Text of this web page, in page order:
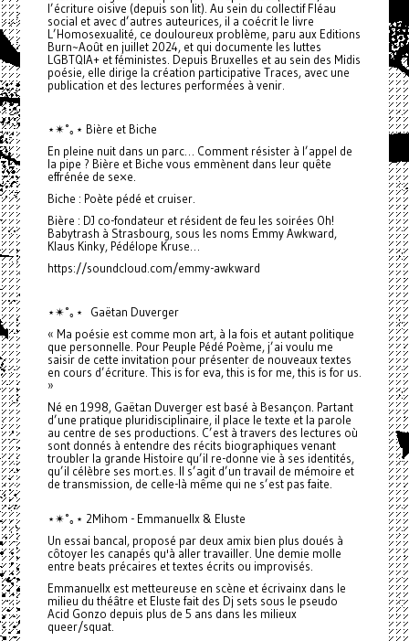
l’écriture oisive (depuis son lit). Au sein du collectif Fléau
social et avec d’autres auteurices, il a coécrit le livre
L’Homosexualité, ce douloureux problème, paru aux Editions
Burn~Août en juillet 2024, et qui documente les luttes
LGBTQIA+ et féministes. Depuis Bruxelles et au sein des Midis
poésie, elle dirige la création participative Traces, avec une
publication et des lectures performées à venir.
⋆✴︎˚｡⋆ Bière et Biche
En pleine nuit dans un parc… Comment résister à l’appel de
la pipe ? Bière et Biche vous emmènent dans leur quête
effrénée de se×e.
Biche : Poète pédé et cruiser.
Bière : DJ co-fondateur et résident de feu les soirées Oh!
Babytrash à Strasbourg, sous les noms Emmy Awkward,
Klaus Kinky, Pédélope Kruse…
https://soundcloud.com/emmy-awkward
⋆✴︎˚｡⋆ Gaëtan Duverger
« Ma poésie est comme mon art, à la fois et autant politique
que personnelle. Pour Peuple Pédé Poème, j’ai voulu me
saisir de cette invitation pour présenter de nouveaux textes
en cours d’écriture. This is for eva, this is for me, this is for us.
»
Né en 1998, Gaëtan Duverger est basé à Besançon. Partant
d’une pratique pluridisciplinaire, il place le texte et la parole
au centre de ses productions. C’est à travers des lectures où
sont donnés à entendre des récits biographiques venant
troubler la grande Histoire qu’il re-donne vie à ses identités,
qu’il célèbre ses mort.es. Il s’agit d’un travail de mémoire et
de transmission, de celle-là même qui ne s’est pas faite.
⋆✴︎˚｡⋆ 2Mihom - Emmanuellx & Eluste
Un essai bancal, proposé par deux amix bien plus doués à
côtoyer les canapés qu'à aller travailler. Une demie molle
entre beats précaires et textes écrits ou improvisés.
Emmanuellx est metteureuse en scène et écrivainx dans le
milieu du théâtre et Eluste fait des Dj sets sous le pseudo
Acid Gonzo depuis plus de 5 ans dans les milieux
queer/squat.